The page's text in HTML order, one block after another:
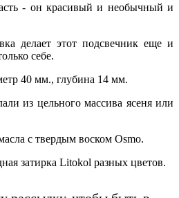
- он красивый и необычный и
делает этот подсвечник еще и
себе.
40 мм., глубина 14 мм.
из цельного массива ясеня или
с твердым воском Osmo.
затирка Litokol разных цветов.